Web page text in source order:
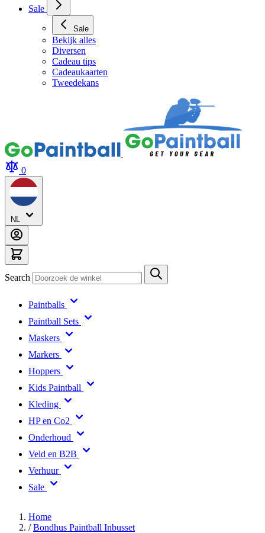
Sale
Sale
Bekijk alles
Diversen
Cadeau tips
Cadeaukaarten
Tweedekans
0
NL
Search
Paintballs
Paintball Sets
Maskers
Markers
Hoppers
Kids Paintball
Kleding
HP en Co2
Onderhoud
Veld en B2B
Verhuur
Sale
Home
/ Bondhus Paintball Inbusset